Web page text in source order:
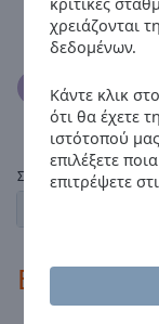
χρειάζονται
δεδομένων.
Κάντε κλικ
ότι θα έχετε
ιστότοπού
επιλέξετε
επιτρέψετε
nastrojenije
Слушаю в
Σελίδες:
Επαφές